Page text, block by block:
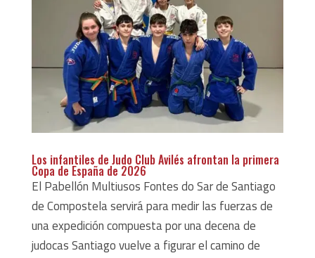
Los infantiles de Judo Club Avilés afrontan la primera
Copa de España de 2026
El Pabellón Multiusos Fontes do Sar de Santiago
de Compostela servirá para medir las fuerzas de
una expedición compuesta por una decena de
judocas Santiago vuelve a figurar el camino de